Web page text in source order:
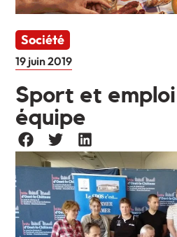
Société
19 juin 2019
Sport et
équipe